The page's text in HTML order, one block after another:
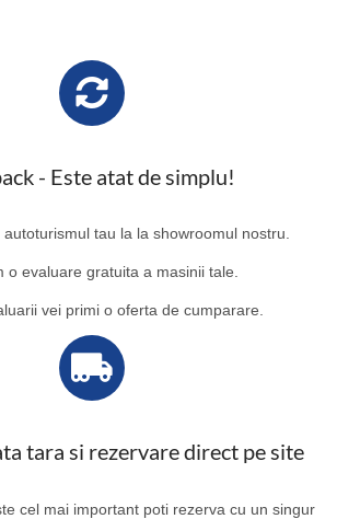
- Este atat de simplu!
autoturismul tau la la showroomul nostru.
o evaluare gratuita a masinii tale.
vei primi o oferta de cumparare.
tara si rezervare direct pe site
cel mai important poti rezerva cu un singur